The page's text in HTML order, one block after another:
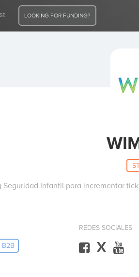
LOOKING FOR FUNDING?
Seguridad Infantil para incrementar
B2B
REDES SOCIALES
X